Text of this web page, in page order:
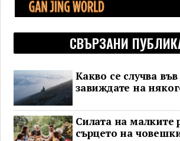
СВЪРЗАНИ
Какво се случва
завиждате на
Силата на малките
сърцето на